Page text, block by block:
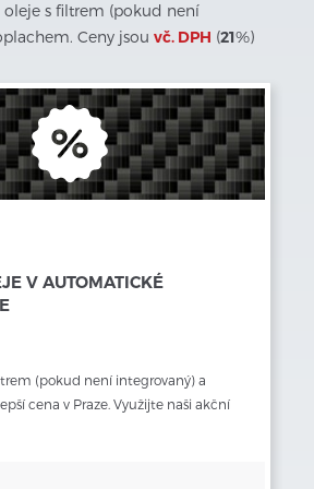
oleje s filtrem (pokud není
Ceny jsouvč. DPH (21%)
V AUTOMATICKÉ
(pokud není integrovaný) a
cena v Praze. Využijte naši akční